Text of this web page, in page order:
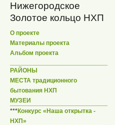
Нижегородское
Золотое кольцо НХП
О проекте
Материалы проекта
Альбом проекта
РАЙОНЫ
МЕСТА традиционного
бытования НХП
МУЗЕИ
***Конкурс «Наша открытка -
НХП»